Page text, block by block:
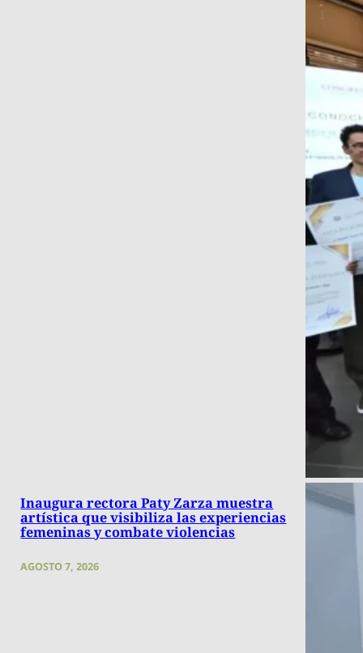
Inaugura rectora Paty Zarza muestra
artística que visibiliza las experiencias
femeninas y combate violencias
AGOSTO 7, 2026